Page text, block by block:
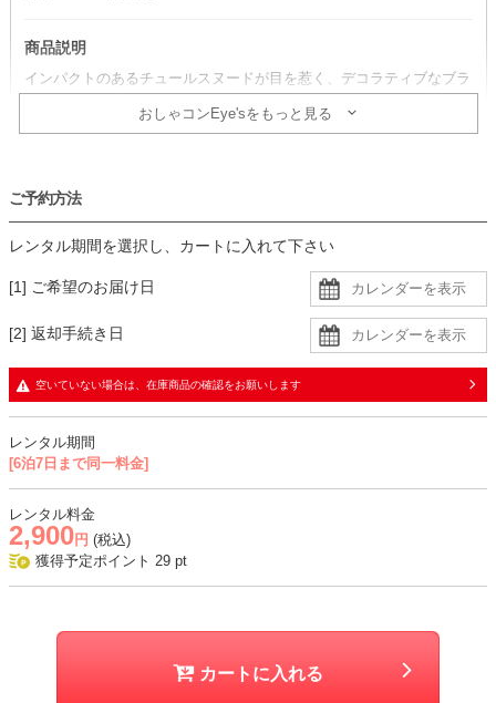
商品説明
インパクトのあるチュールスヌードが目を惹く、デコラティブなブラ
ックドレス。
ドレス全体に施されたレースデザインも印象的で、ディテールで差を
おしゃコンEye'sをもっと見る
コーデのポイント
ティックな装いに仕上がります。
バッグもブラックカラーでまとめて、華のあるブラックコーデを楽し
むのもおすすめ。
です。
生地
・ドレスはブラックのレース生地にベージュの裏地の二枚重ね
・スヌードはチュール生地で、透け感あり
結婚式、二次会、謝恩会、成人式、同窓会、パーティー、デートなど
ご予約方法
レンタル期間を選択し、カートに入れて下さい
[1] ご希望のお届け日
[2] 返却手続き日
空いていない場合は、在庫商品の確認をお願いします
レンタル期間
[6泊7日まで同一料金]
レンタル料金
2,900 円 (税込)
獲得予定ポイント 29 pt
カートに入れる